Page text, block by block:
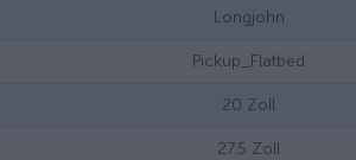
Longjohn
Pickup_Flatbed
20 Zoll
27.5 Zoll